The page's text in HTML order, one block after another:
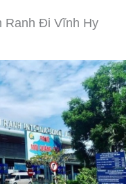
Ranh Đi Vĩnh Hy